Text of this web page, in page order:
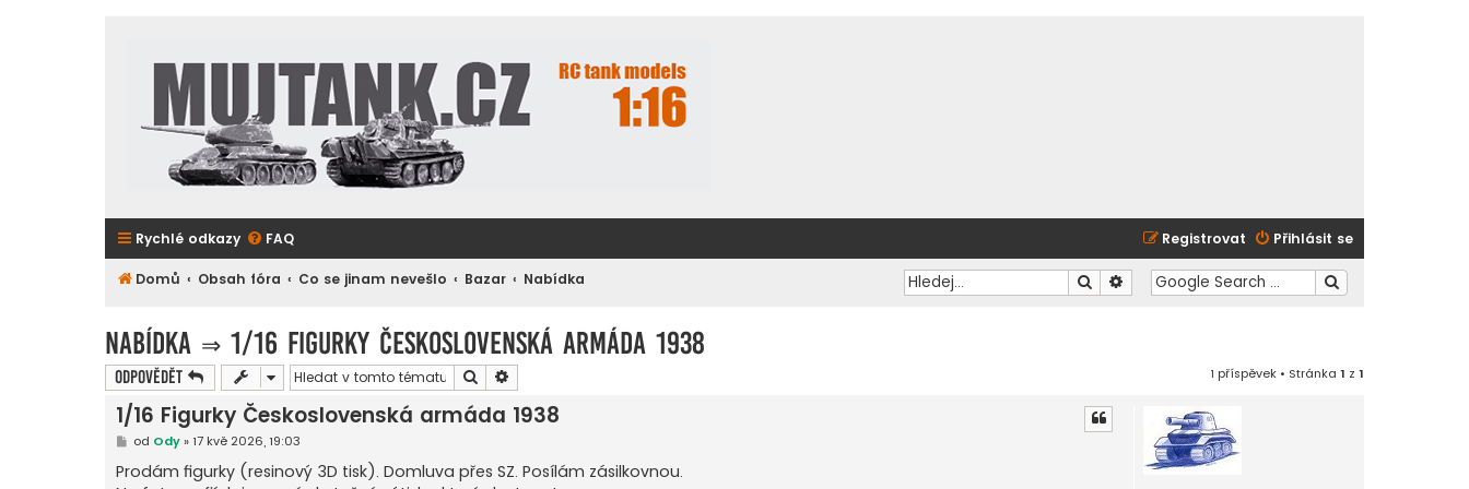
Rychlé odkazy FAQ Přihlásit se
Registrovat
Domů Obsah fóra Co se jinam nevešlo Bazar Nabídka Hledat Pokročilé hledání
Nabídka ⇒ 1/16 Figurky Československá armáda 1938
Odpovědět Hledat 1 příspěvek • Stránka 1 z 1
1/16 Figurky Československá armáda 1938
P
í
s
od Ody» 17 kvě 2026, 19:03
Prodám figurky (resinový 3D tisk). Domluva přes SZ. Posílám zásilkovnou.